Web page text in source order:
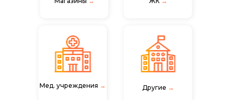
Мед. учреждения → Другие →